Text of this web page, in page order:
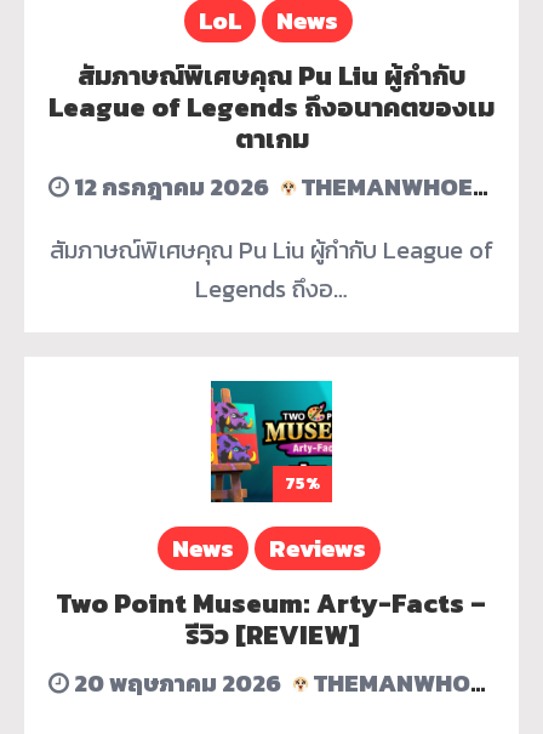
LoL News
สัมภาษณ์พิเศษคุณ Pu Liu ผู้กำกับ
League of Legends ถึงอนาคตของเม
ตาเกม
12 กรกฎาคม 2026
THEMANWHOERASEDHISACCOUNT
สัมภาษณ์พิเศษคุณ Pu Liu ผู้กำกับ League of
Legends ถึงอ…
75%
News Reviews
Two Point Museum: Arty-Facts –
รีวิว [REVIEW]
20 พฤษภาคม 2026
THEMANWHOERASEDHISACCOUNT